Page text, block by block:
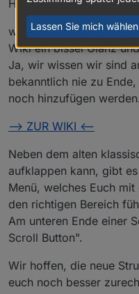
Hallo Community,
wir haben viel zeit und
Wiki ein bissel Glanz
Ja, wir wissen wir sind
bekanntlich nie zu
noch hinzufügen werden.
--> ZUR WIKI <--
Neben dem alten
aufklappen kann, gibt
Menü, welches Euch
den richtigen Bereich
Am unteren Ende einer
Scroll Button".
Wir hoffen, die neue
euch noch besser
Lassen Sie mich wählen